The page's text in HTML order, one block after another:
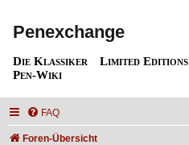
Penexchange
Die Klassiker Limited Editions
Pen-Wiki
FAQ
Foren-Übersicht